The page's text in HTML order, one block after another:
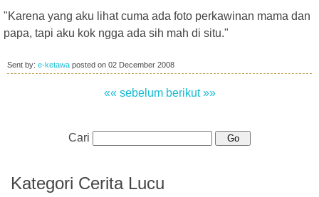
"Karena yang aku lihat cuma ada foto perkawinan mama dan
papa, tapi aku kok ngga ada sih mah di situ."
Sent by: e-ketawa posted on 02 December 2008
«« sebelum berikut »»
Cari
Kategori Cerita Lucu